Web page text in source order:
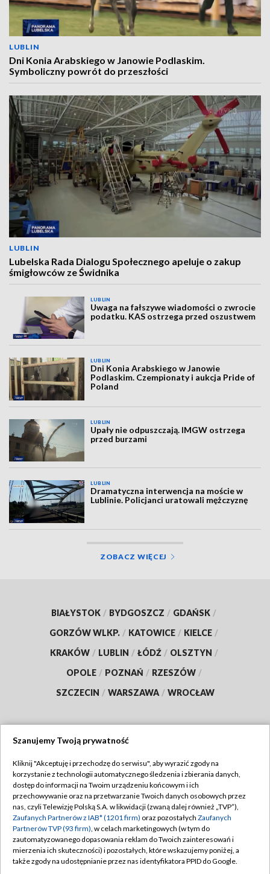
LUBLIN
Dni Konia Arabskiego w Janowie Podlaskim.
Symboliczny powrót do przeszłości
LUBLIN
Lubelska Rada Dialogu Społecznego apeluje o zakup
śmigłowców ze Świdnika
LUBLIN
Uwaga na fałszywe wiadomości o zwrocie
podatku. KAS ostrzega przed oszustwem
LUBLIN
Dni Konia Arabskiego w Janowie
Podlaskim. Czempionaty i aukcja Pride of
Poland
LUBLIN
Upały nie odpuszczają. IMGW ostrzega
przed burzami
LUBLIN
Dramatyczna interwencja na moście w
Lublinie. Policjanci uratowali mężczyznę
ZOBACZ WIĘCEJ
BIAŁYSTOK / BYDGOSZCZ / GDAŃSK /
GORZÓW WLKP. / KATOWICE / KIELCE /
KRAKÓW / LUBLIN / ŁÓDŹ / OLSZTYN /
OPOLE / POZNAŃ / RZESZÓW /
SZCZECIN / WARSZAWA / WROCŁAW
TVP
Abonament TVP
Emisja w TVP
Centrum informacji TVP
Naziemna Telewizja Cyfrowa
Regulamin TVP
Polityka prywatności
Moje zgody
Pomoc
Szanujemy Twoją prywatność
Kliknij "Akceptuję i przechodzę do serwisu", aby wyrazić zgody na
korzystanie z technologii automatycznego śledzenia i zbierania danych,
dostęp do informacji na Twoim urządzeniu końcowym i ich
przechowywanie oraz na przetwarzanie Twoich danych osobowych przez
nas, czyli Telewizję Polską S.A. w likwidacji (zwaną dalej również „TVP”),
Zaufanych Partnerów z IAB* (1201 firm) oraz pozostałych Zaufanych
Partnerów TVP (93 firm), w celach marketingowych (w tym do
zautomatyzowanego dopasowania reklam do Twoich zainteresowań i
mierzenia ich skuteczności) i pozostałych, które wskazujemy poniżej, a
także zgody na udostępnianie przez nas identyfikatora PPID do Google.